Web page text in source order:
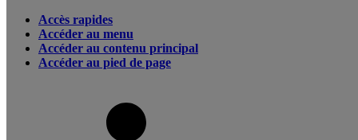
Accès rapides
Accéder au menu
Accéder au contenu principal
Accéder au pied de page